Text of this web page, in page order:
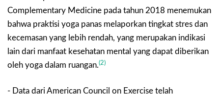
Complementary Medicine pada tahun 2018 menemukan
bahwa praktisi yoga panas melaporkan tingkat stres dan
kecemasan yang lebih rendah, yang merupakan indikasi
lain dari manfaat kesehatan mental yang dapat diberikan
oleh yoga dalam ruangan.(2)
- Data dari American Council on Exercise telah